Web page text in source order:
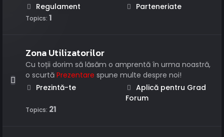
Regulament
Parteneriate
Topics: 1
Zona Utilizatorilor
Cu toții dorim să lăsăm o amprentă în urma noastră,
o scurtă Prezentare spune multe despre noi!
Prezintă-te
Aplică pentru Grad
Forum
Topics: 21